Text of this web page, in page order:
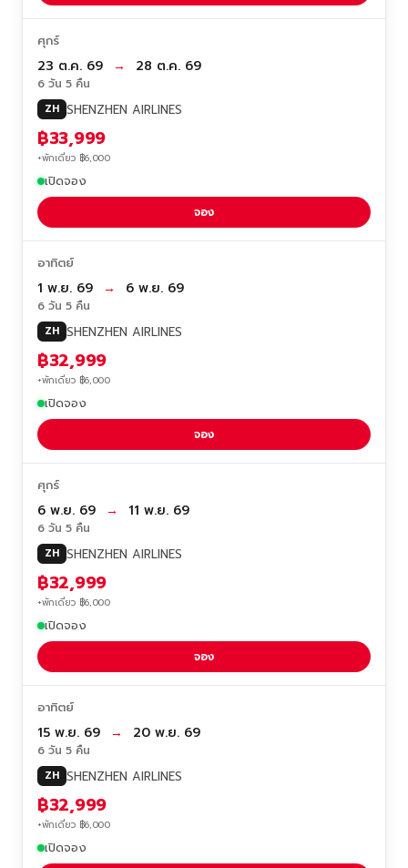
ศุกร์
23 ต.ค. 69 → 28 ต.ค. 69
6 วัน 5 คืน
ZH SHENZHEN AIRLINES
฿33,999
+พักเดี่ยว ฿6,000
เปิดจอง
จอง
อาทิตย์
1 พ.ย. 69 → 6 พ.ย. 69
6 วัน 5 คืน
ZH SHENZHEN AIRLINES
฿32,999
+พักเดี่ยว ฿6,000
เปิดจอง
จอง
ศุกร์
6 พ.ย. 69 → 11 พ.ย. 69
6 วัน 5 คืน
ZH SHENZHEN AIRLINES
฿32,999
+พักเดี่ยว ฿6,000
เปิดจอง
จอง
อาทิตย์
15 พ.ย. 69 → 20 พ.ย. 69
6 วัน 5 คืน
ZH SHENZHEN AIRLINES
฿32,999
+พักเดี่ยว ฿6,000
เปิดจอง